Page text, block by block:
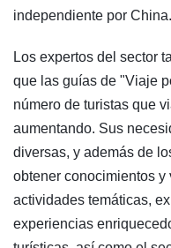
independiente por China.
Los expertos del sector
que las guías de "Viaje
número de turistas que
aumentando. Sus
diversas, y además de
obtener conocimientos
actividades temáticas,
experiencias